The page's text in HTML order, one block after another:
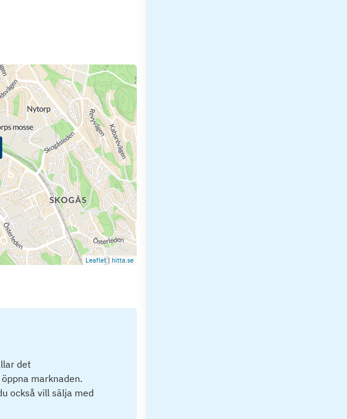
Leaflet | hitta.se
det
marknaden.
också vill sälja med